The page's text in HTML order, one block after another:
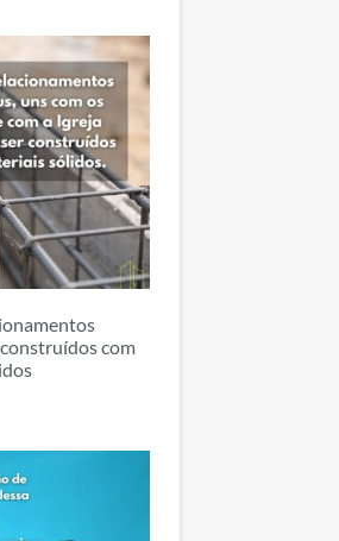
com